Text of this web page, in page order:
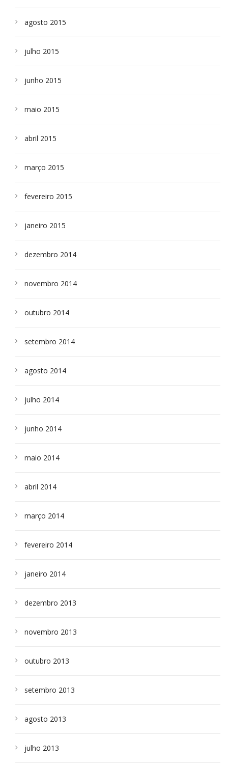
agosto 2015
julho 2015
junho 2015
maio 2015
abril 2015
março 2015
fevereiro 2015
janeiro 2015
dezembro 2014
novembro 2014
outubro 2014
setembro 2014
agosto 2014
julho 2014
junho 2014
maio 2014
abril 2014
março 2014
fevereiro 2014
janeiro 2014
dezembro 2013
novembro 2013
outubro 2013
setembro 2013
agosto 2013
julho 2013